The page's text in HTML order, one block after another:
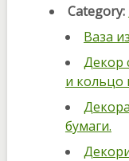
Category:
Ваза
Декор
и кольцо
бумаги.